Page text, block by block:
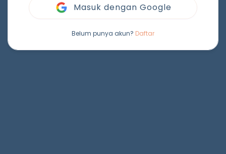
Masuk dengan Google
Belum punya akun? Daftar